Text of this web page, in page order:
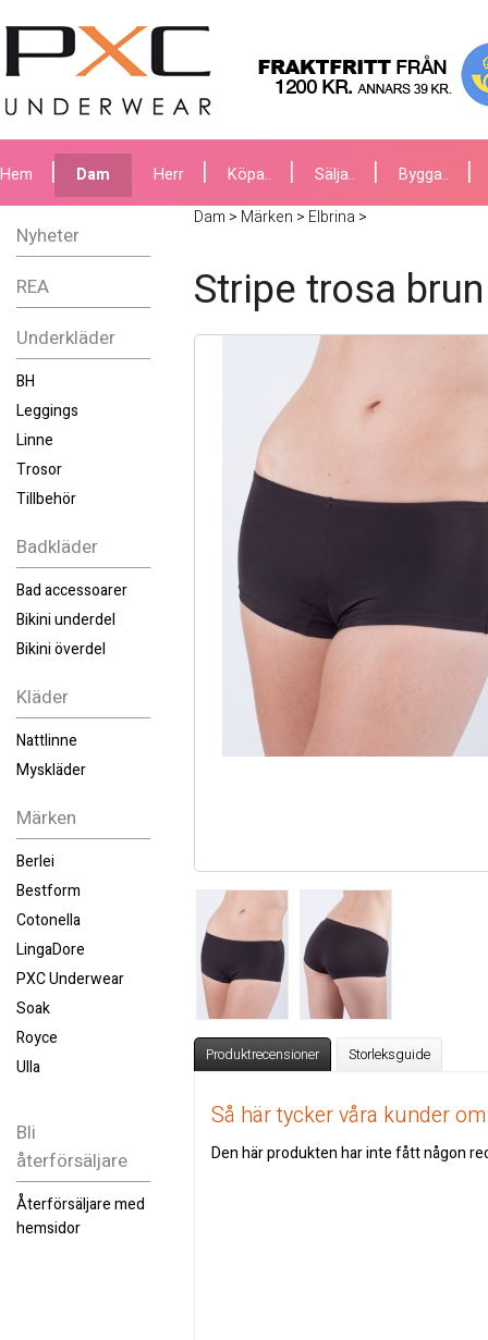
Hem Dam Herr Köpa.. Sälja.. Bygga..
Nyheter
REA
Underkläder
BH
Leggings
Linne
Trosor
Tillbehör
Badkläder
Bad accessoarer
Bikini underdel
Bikini överdel
Kläder
Nattlinne
Myskläder
Märken
Berlei
Bestform
Cotonella
LingaDore
PXC Underwear
Soak
Royce
Ulla
Bli
återförsäljare
Återförsäljare med
hemsidor
Dam > Märken > Elbrina >
Stripe trosa brun
Produktrecensioner Storleksguide
Så här tycker våra kunder
Den här produkten har inte fått någon